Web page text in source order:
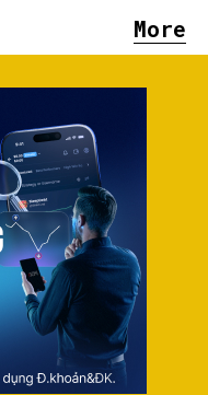
More